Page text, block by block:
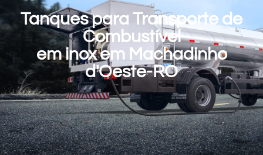
Tanques para Transporte de
Combustível
em inox em Machadinho
d'Oeste-RO